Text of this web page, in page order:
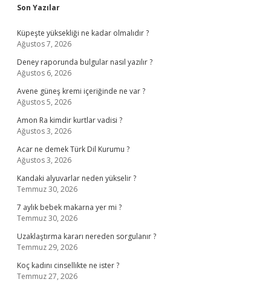
Sidebar
Son Yazılar
Küpeşte yüksekliği ne kadar olmalıdır ?
Ağustos 7, 2026
Deney raporunda bulgular nasıl yazılır ?
Ağustos 6, 2026
Avene güneş kremi içeriğinde ne var ?
Ağustos 5, 2026
Amon Ra kimdir kurtlar vadisi ?
Ağustos 3, 2026
Acar ne demek Türk Dil Kurumu ?
Ağustos 3, 2026
Kandaki alyuvarlar neden yükselir ?
Temmuz 30, 2026
7 aylık bebek makarna yer mi ?
Temmuz 30, 2026
Uzaklaştırma kararı nereden sorgulanır ?
Temmuz 29, 2026
Koç kadını cinsellikte ne ister ?
Temmuz 27, 2026